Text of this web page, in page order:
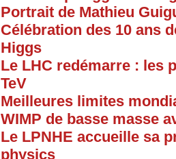
Portrait de Mathieu
Célébration des 10 ans
Higgs
Le LHC redémarre : les
TeV
Meilleures limites
WIMP de basse masse
Le LPNHE accueille sa
physics